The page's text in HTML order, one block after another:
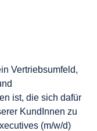
Vertriebsumfeld,
ist, die sich dafür
KundInnen zu
(m/w/d)